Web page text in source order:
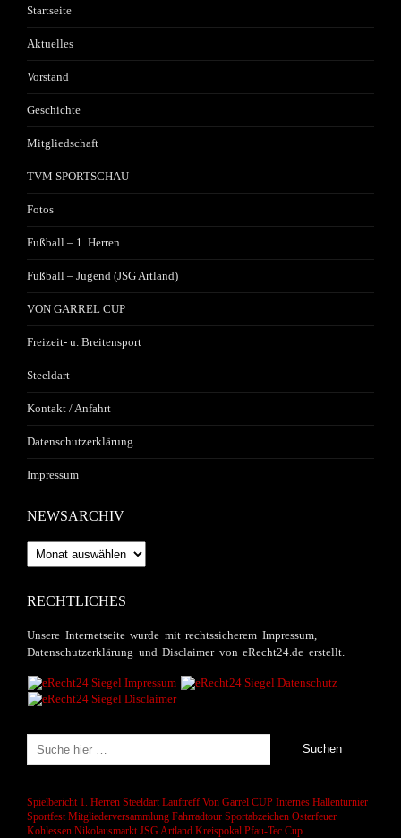
Startseite
Aktuelles
Vorstand
Geschichte
Mitgliedschaft
TVM SPORTSCHAU
Fotos
Fußball – 1. Herren
Fußball – Jugend (JSG Artland)
VON GARREL CUP
Freizeit- u. Breitensport
Steeldart
Kontakt / Anfahrt
Datenschutzerklärung
Impressum
NEWSARCHIV
Newsarchiv
RECHTLICHES
Unsere Internetseite wurde mit rechtssicherem Impressum,
Datenschutzerklärung und Disclaimer von eRecht24.de erstellt.
Spielbericht 1. Herren Steeldart Lauftreff Von Garrel CUP Internes Hallenturnier
Sportfest Mitgliederversammlung Fahrradtour Sportabzeichen Osterfeuer
Kohlessen Nikolausmarkt JSG Artland Kreispokal Pfau-Tec Cup